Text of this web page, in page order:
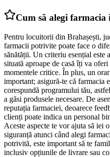
Cum să alegi farmacia
Pentru locuitorii din Brahașești,
farmacii potrivite poate face o
sănătății. Un criteriu esențial este
situată aproape de casă îți va
momentele critice. În plus, un
important; asigură-te că farmacia
corespundă programului tău,
a găsi produsele necesare. De
reputația farmaciei, deoarece
clienți poate indica un personal
Aceste aspecte te vor ajuta să iei
siguranță atunci când alegi
potrivită, este important să te
inclusiv opțiunile de livrare sau